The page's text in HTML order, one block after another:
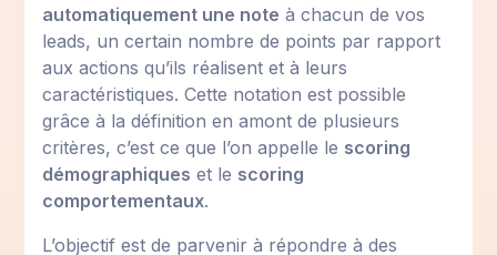
automatiquement une note à chacun de vos
leads, un certain nombre de points par rapport
aux actions qu’ils réalisent et à leurs
caractéristiques. Cette notation est possible
grâce à la définition en amont de plusieurs
critères, c’est ce que l’on appelle le scoring
démographiques et le scoring
comportementaux.
L’objectif est de parvenir à répondre à des